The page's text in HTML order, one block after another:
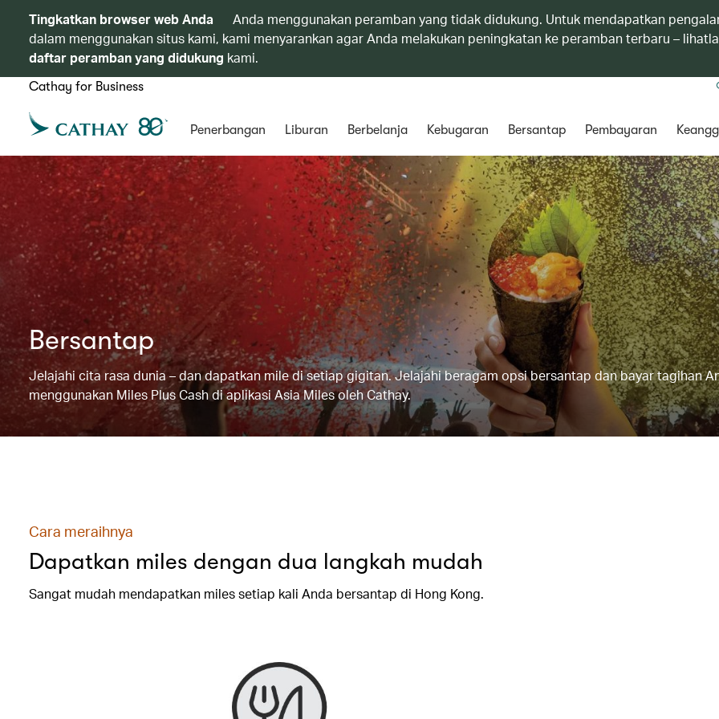
Tingkatkan browser web Anda
Anda menggunakan peramban yang tidak didukung. Untuk mendapatkan
dalam menggunakan situs kami, kami menyarankan agar Anda melakukan peningkatan ke peramban terbaru –
daftar peramban yang didukung kami.
Cathay for Business
Penerbangan Liburan Berbelanja Kebugaran Bersantap Pembayaran
Bersantap
Jelajahi cita rasa dunia – dan dapatkan mile di setiap gigitan. Jelajahi beragam opsi bersantap dan bayar tagihan
menggunakan Miles Plus Cash di aplikasi Asia Miles oleh Cathay.
Cara meraihnya
Dapatkan miles dengan dua langkah mudah
Sangat mudah mendapatkan miles setiap kali Anda bersantap di Hong Kong.